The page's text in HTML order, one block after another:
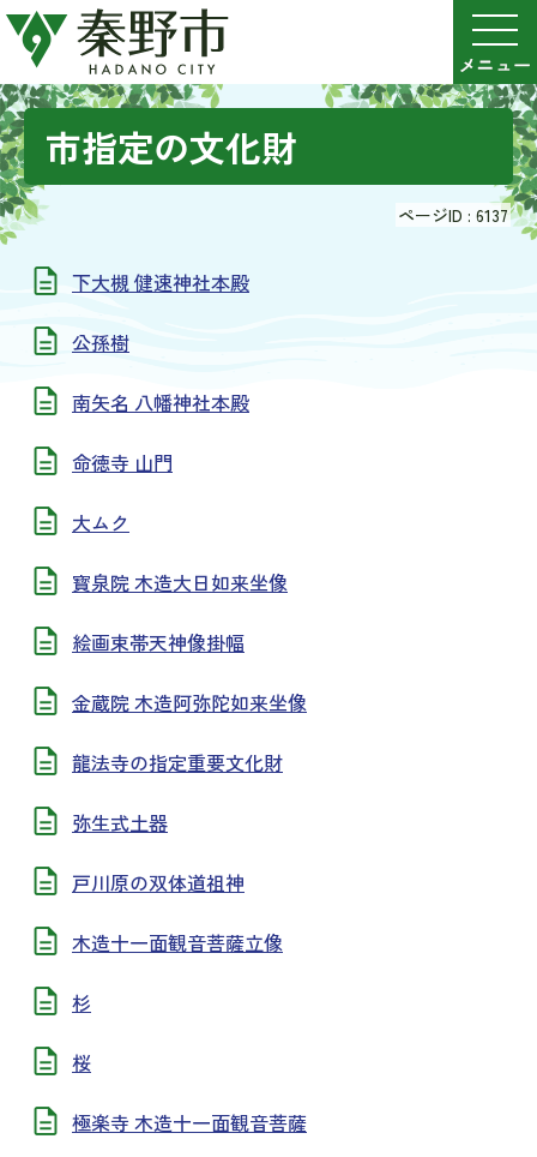
市指定の文化財
ページID : 6137
下大槻 健速神社本殿
公孫樹
南矢名 八幡神社本殿
命徳寺 山門
大ムク
寳泉院 木造大日如来坐像
絵画束帯天神像掛幅
金蔵院 木造阿弥陀如来坐像
龍法寺の指定重要文化財
弥生式土器
戸川原の双体道祖神
木造十一面観音菩薩立像
杉
桜
極楽寺 木造十一面観音菩薩